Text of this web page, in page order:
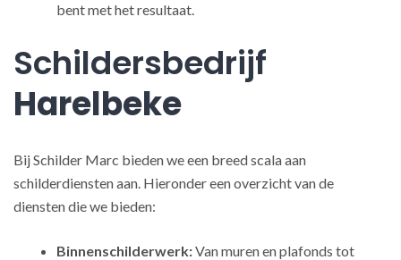
bent met het resultaat.
Schildersbedrijf
Harelbeke
Bij Schilder Marc bieden we een breed scala aan
schilderdiensten aan. Hieronder een overzicht van de
diensten die we bieden:
Binnenschilderwerk:Van muren en plafonds tot